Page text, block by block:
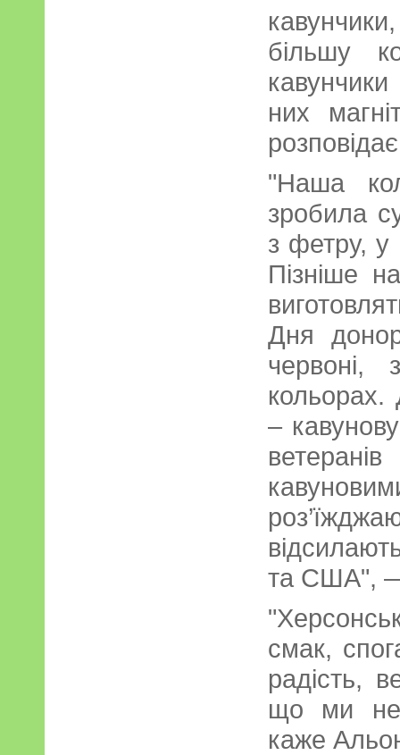
більшу
них
"Наша
зробила
з фетру, у
Пізніше
Дня
червоні,
кольорах.
–
та США", —
смак,
радість,
що ми не
каже